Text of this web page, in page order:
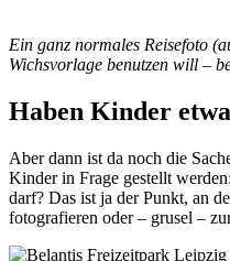
Ein ganz normales Reisefoto
Wichsvorlage benutzen will –
Haben Kinder
Aber dann ist da noch die
Kinder in Frage gestellt
darf? Das ist ja der Punkt, an
fotografieren oder – grusel –